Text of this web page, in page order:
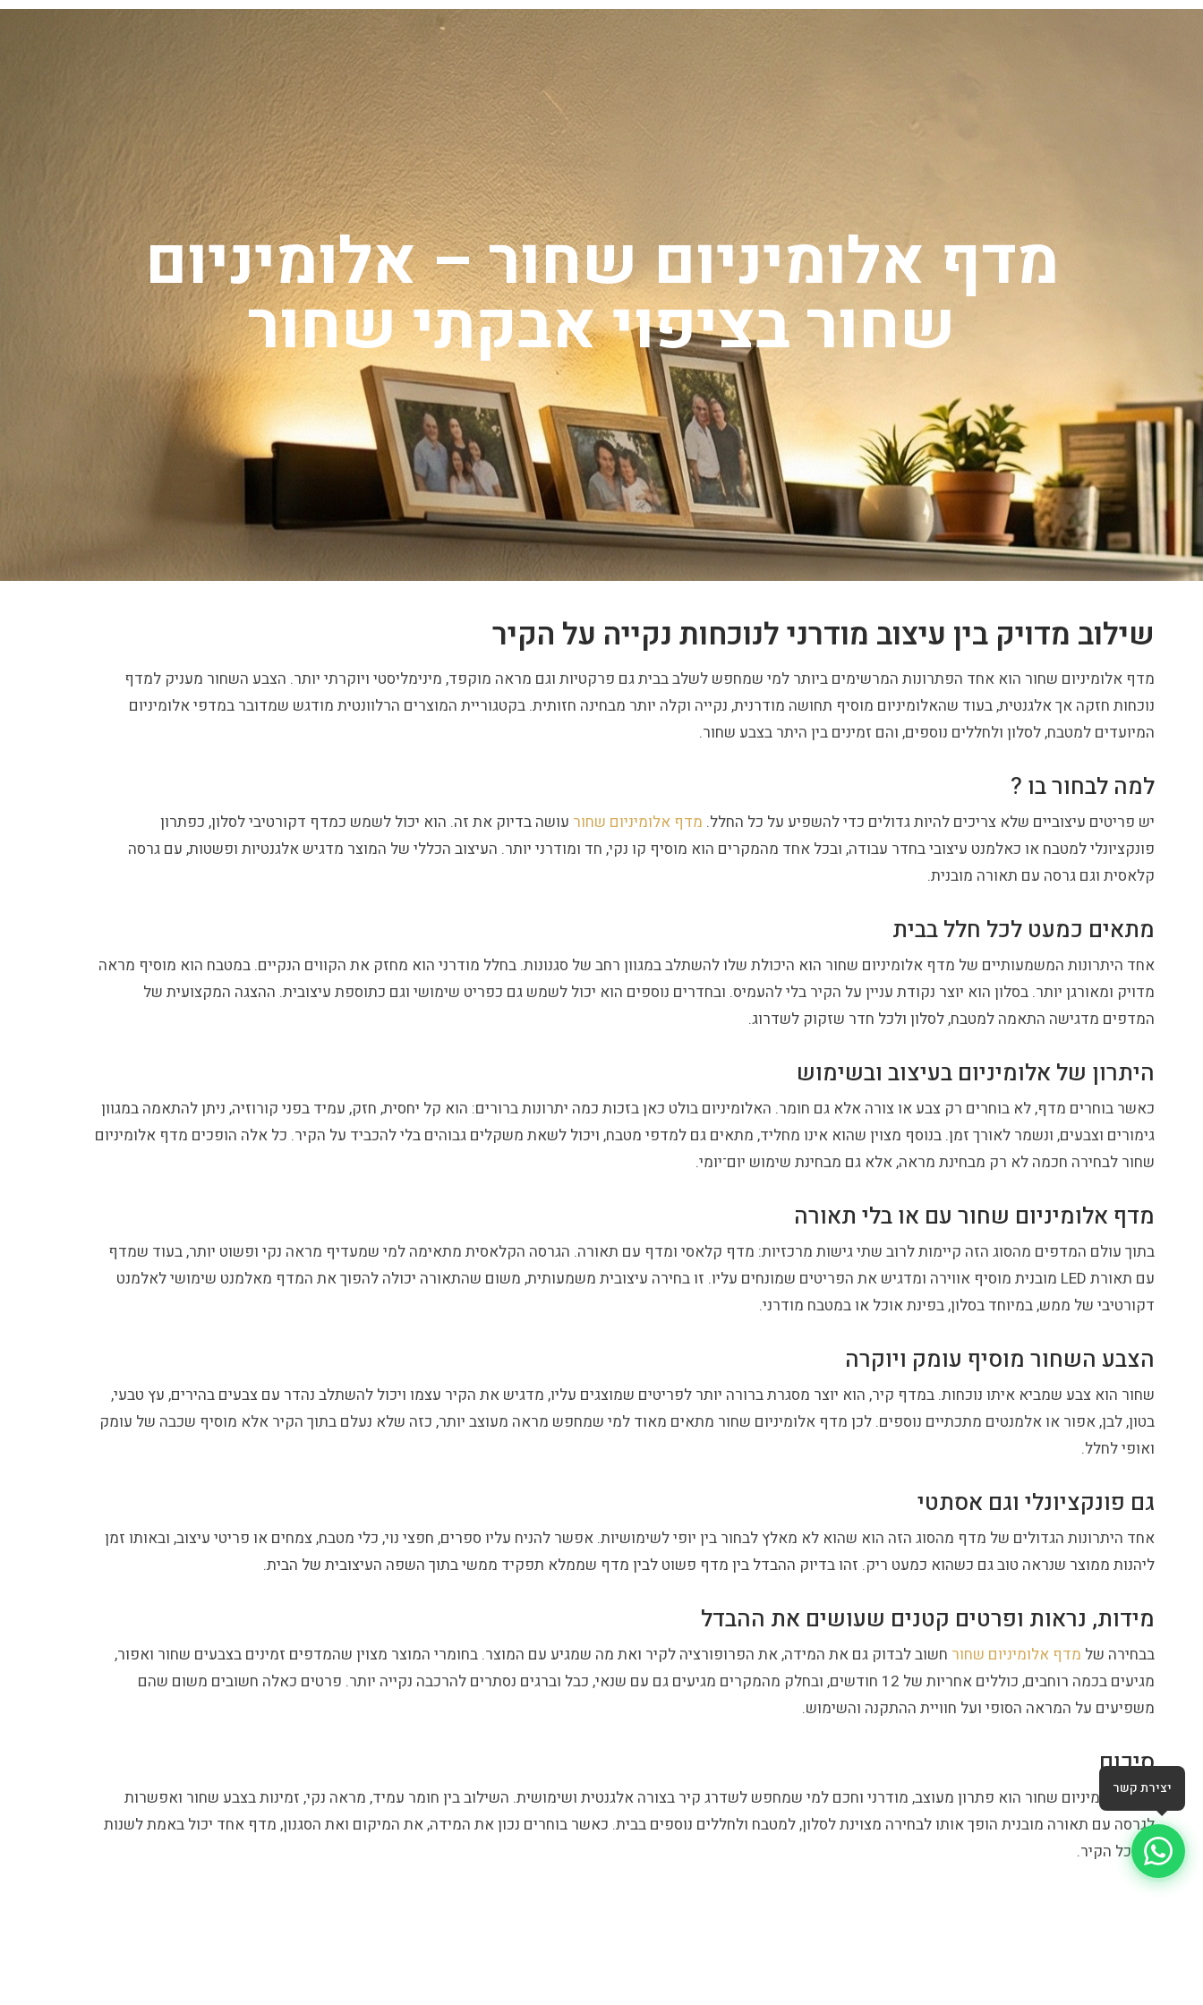
מדף אלומיניום שחור – אלומיניום
שחור בציפוי אבקתי שחור
שילוב מדויק בין עיצוב מודרני לנוכחות נקייה על הקיר
מדף אלומיניום שחור הוא אחד הפתרונות המרשימים ביותר למי שמחפש לשלב בבית גם פרקטיות וגם מראה מוקפד, מינימליסטי ויוקרתי יותר. הצבע השחור מעניק למדף
נוכחות חזקה אך אלגנטית, בעוד שהאלומיניום מוסיף תחושה מודרנית, נקייה וקלה יותר מבחינה חזותית. בקטגוריית המוצרים הרלוונטית מודגש שמדובר במדפי אלומיניום
המיועדים למטבח, לסלון ולחללים נוספים, והם זמינים בין היתר בצבע שחור.
למה לבחור בו ?
יש פריטים עיצוביים שלא צריכים להיות גדולים כדי להשפיע על כל החלל. מדף אלומיניום שחור עושה בדיוק את זה. הוא יכול לשמש כמדף דקורטיבי לסלון, כפתרון
פונקציונלי למטבח או כאלמנט עיצובי בחדר עבודה, ובכל אחד מהמקרים הוא מוסיף קו נקי, חד ומודרני יותר. העיצוב הכללי של המוצר מדגיש אלגנטיות ופשטות, עם גרסה
קלאסית וגם גרסה עם תאורה מובנית.
מתאים כמעט לכל חלל בבית
אחד היתרונות המשמעותיים של מדף אלומיניום שחור הוא היכולת שלו להשתלב במגוון רחב של סגנונות. בחלל מודרני הוא מחזק את הקווים הנקיים. במטבח הוא מוסיף מראה
מדויק ומאורגן יותר. בסלון הוא יוצר נקודת עניין על הקיר בלי להעמיס. ובחדרים נוספים הוא יכול לשמש גם כפריט שימושי וגם כתוספת עיצובית. ההצגה המקצועית של
המדפים מדגישה התאמה למטבח, לסלון ולכל חדר שזקוק לשדרוג.
היתרון של אלומיניום בעיצוב ובשימוש
כאשר בוחרים מדף, לא בוחרים רק צבע או צורה אלא גם חומר. האלומיניום בולט כאן בזכות כמה יתרונות ברורים: הוא קל יחסית, חזק, עמיד בפני קורוזיה, ניתן להתאמה במגוון
גימורים וצבעים, ונשמר לאורך זמן. בנוסף מצוין שהוא אינו מחליד, מתאים גם למדפי מטבח, ויכול לשאת משקלים גבוהים בלי להכביד על הקיר. כל אלה הופכים מדף אלומיניום
שחור לבחירה חכמה לא רק מבחינת מראה, אלא גם מבחינת שימוש יום־יומי.
מדף אלומיניום שחור עם או בלי תאורה
בתוך עולם המדפים מהסוג הזה קיימות לרוב שתי גישות מרכזיות: מדף קלאסי ומדף עם תאורה. הגרסה הקלאסית מתאימה למי שמעדיף מראה נקי ופשוט יותר, בעוד שמדף
עם תאורת LED מובנית מוסיף אווירה ומדגיש את הפריטים שמונחים עליו. זו בחירה עיצובית משמעותית, משום שהתאורה יכולה להפוך את המדף מאלמנט שימושי לאלמנט
דקורטיבי של ממש, במיוחד בסלון, בפינת אוכל או במטבח מודרני.
הצבע השחור מוסיף עומק ויוקרה
שחור הוא צבע שמביא איתו נוכחות. במדף קיר, הוא יוצר מסגרת ברורה יותר לפריטים שמוצגים עליו, מדגיש את הקיר עצמו ויכול להשתלב נהדר עם צבעים בהירים, עץ טבעי,
בטון, לבן, אפור או אלמנטים מתכתיים נוספים. לכן מדף אלומיניום שחור מתאים מאוד למי שמחפש מראה מעוצב יותר, כזה שלא נעלם בתוך הקיר אלא מוסיף שכבה של עומק
ואופי לחלל.
גם פונקציונלי וגם אסתטי
אחד היתרונות הגדולים של מדף מהסוג הזה הוא שהוא לא מאלץ לבחור בין יופי לשימושיות. אפשר להניח עליו ספרים, חפצי נוי, כלי מטבח, צמחים או פריטי עיצוב, ובאותו זמן
ליהנות ממוצר שנראה טוב גם כשהוא כמעט ריק. זהו בדיוק ההבדל בין מדף פשוט לבין מדף שממלא תפקיד ממשי בתוך השפה העיצובית של הבית.
מידות, נראות ופרטים קטנים שעושים את ההבדל
בבחירה של מדף אלומיניום שחור חשוב לבדוק גם את המידה, את הפרופורציה לקיר ואת מה שמגיע עם המוצר. בחומרי המוצר מצוין שהמדפים זמינים בצבעים שחור ואפור,
מגיעים בכמה רוחבים, כוללים אחריות של 12 חודשים, ובחלק מהמקרים מגיעים גם עם שנאי, כבל וברגים נסתרים להרכבה נקייה יותר. פרטים כאלה חשובים משום שהם
משפיעים על המראה הסופי ועל חוויית ההתקנה והשימוש.
סיכום
מדף אלומיניום שחור הוא פתרון מעוצב, מודרני וחכם למי שמחפש לשדרג קיר בצורה אלגנטית ושימושית. השילוב בין חומר עמיד, מראה נקי, זמינות בצבע שחור ואפשרות
לגרסה עם תאורה מובנית הופך אותו לבחירה מצוינת לסלון, למטבח ולחללים נוספים בבית. כאשר בוחרים נכון את המידה, את המיקום ואת הסגנון, מדף אחד יכול באמת לשנות
את כל הקיר.
יצירת קשר